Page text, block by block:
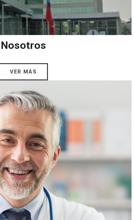
Nosotros
VER MÁS